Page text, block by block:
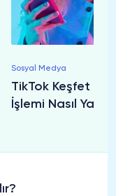
Sosyal Medya
TikTok Keşfet
İşlemi Nasıl